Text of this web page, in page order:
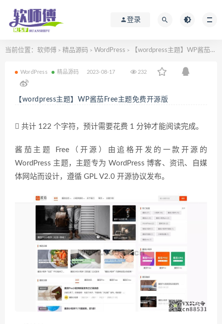
登录
当前位置： 软师傅 > 精品源码 > WordPress > 【wordpress主题】WP酱茄Free主题免费开源版
WordPress 精品源码 2023-08-17 232
【wordpress主题】WP酱茄Free主题免费开源版
共计 122 个字符，预计需要花费 1 分钟才能阅读完成。
酱茄主题 Free（开源）由追格开发的一款开源的
WordPress 主题，主题专为 WordPress 博客、资讯、自媒
体网站而设计，遵循 GPL V2.0 开源协议发布。